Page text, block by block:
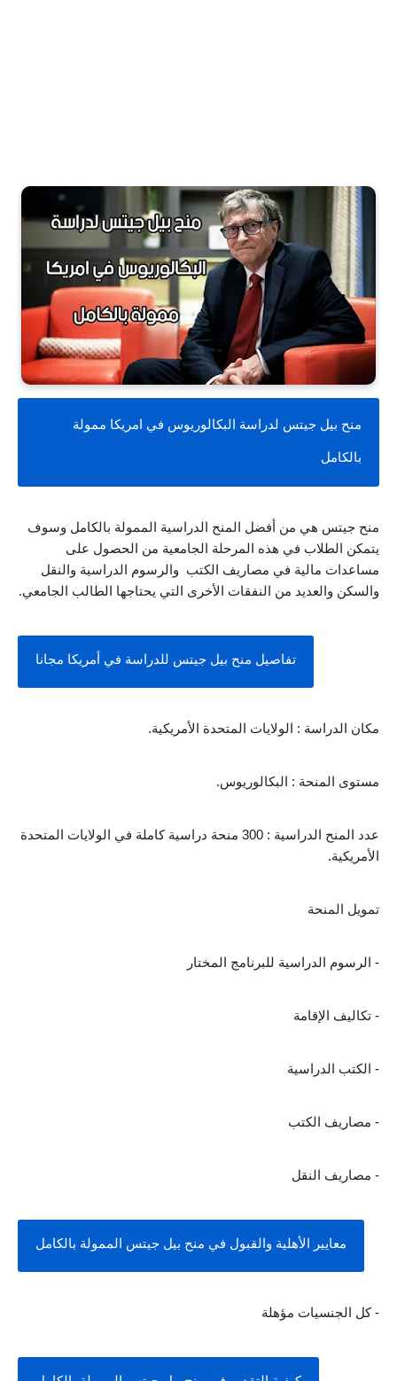
بالكامل
والسكن والعديد من النفقات الأخرى التي يحتاجها الطالب الجامعي.
تفاصيل منح بيل جيتس للدراسة في أمريكا مجانا
مكان الدراسة : الولايات المتحدة الأمريكية.
مستوى المنحة : البكالوريوس.
الأمريكية.
تمويل المنحة
- الرسوم الدراسية للبرنامج المختار
- تكاليف الإقامة
- الكتب الدراسية
- مصاريف الكتب
- مصاريف النقل
معايير الأهلية والقبول في منح بيل جيتس الممولة بالكامل
- كل الجنسيات مؤهلة